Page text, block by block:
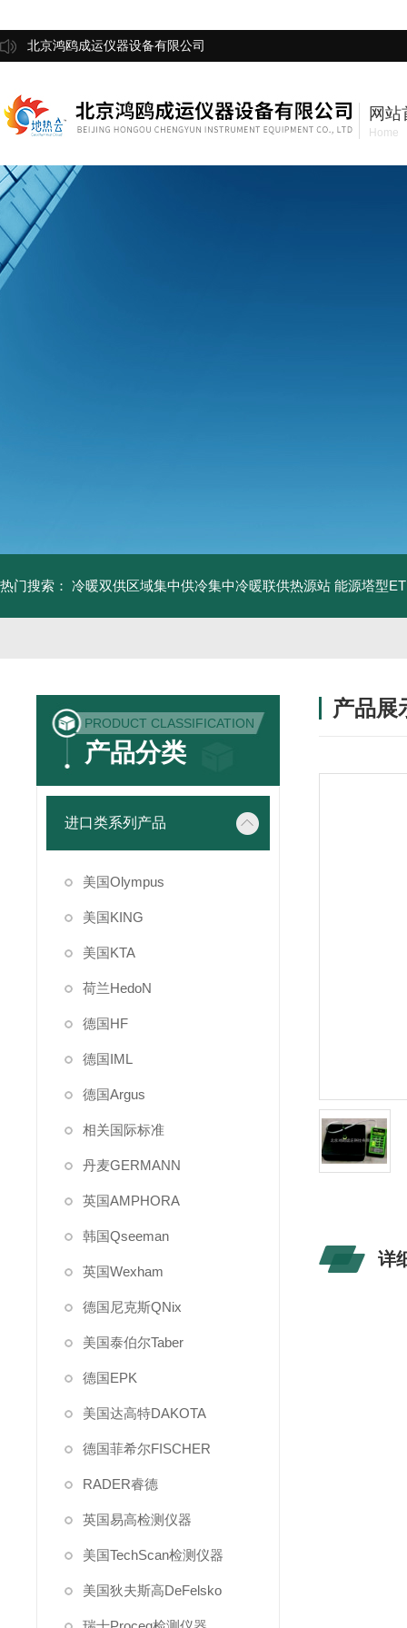
北京鸿鸥成运仪器设备有限公司
网站
Home
热门搜索： 冷暖双供区域集中供冷集中冷暖联供热源站 能源塔型
PRODUCT CLASSIFICATION
产品分类
进口类系列产品
美国Olympus
美国KING
美国KTA
荷兰HedoN
德国HF
德国IML
德国Argus
相关国际标准
丹麦GERMANN
英国AMPHORA
韩国Qseeman
英国Wexham
德国尼克斯QNix
美国泰伯尔Taber
德国EPK
美国达高特DAKOTA
德国菲希尔FISCHER
RADER睿德
英国易高检测仪器
美国TechScan检测仪器
美国狄夫斯高DeFelsko
产品展
详